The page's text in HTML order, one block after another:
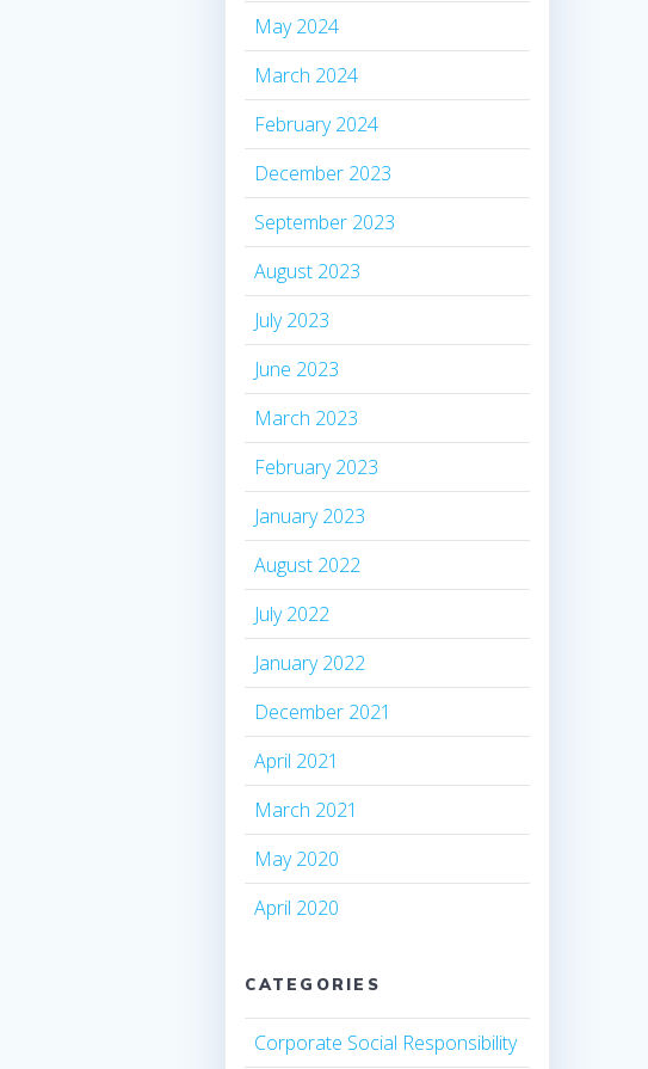
May 2024
March 2024
February 2024
December 2023
September 2023
August 2023
July 2023
June 2023
March 2023
February 2023
January 2023
August 2022
July 2022
January 2022
December 2021
April 2021
March 2021
May 2020
April 2020
CATEGORIES
Corporate Social Responsibility